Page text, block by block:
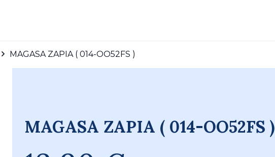
MAGASA ZAPIA ( 014-OO52FS )
MAGASA ZAPIA ( 014-OO52FS )